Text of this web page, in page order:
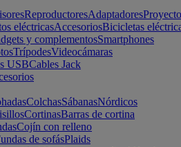
ReproductoresAdaptadores
eléctricasAccesoriosBicicletas
y complementosSmartphones
TrípodesVideocámaras
USBCables Jack
ColchasSábanasNórdicos
CortinasBarras de cortina
Cojín con relleno
de sofásPlaids